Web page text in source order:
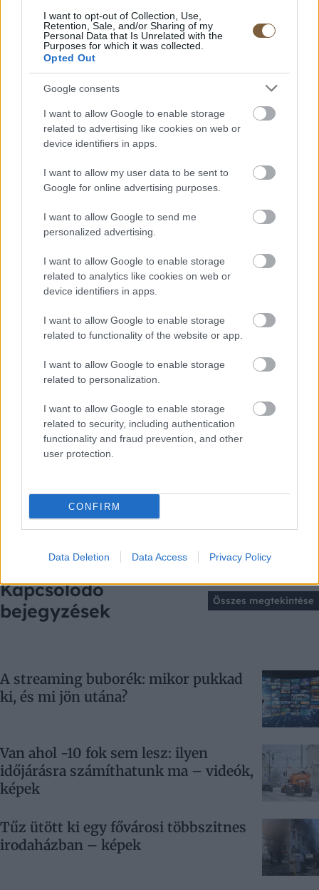
I want to opt-out of Collection, Use,
Retention, Sale, and/or Sharing of my
Personal Data that Is Unrelated with the
Purposes for which it was collected.
Opted Out
Google consents
I want to allow Google to enable storage
related to advertising like cookies on web or
device identifiers in apps.
I want to allow my user data to be sent to
Google for online advertising purposes.
I want to allow Google to send me
personalized advertising.
I want to allow Google to enable storage
related to analytics like cookies on web or
device identifiers in apps.
I want to allow Google to enable storage
related to functionality of the website or app.
I want to allow Google to enable storage
related to personalization.
I want to allow Google to enable storage
related to security, including authentication
functionality and fraud prevention, and other
user protection.
CONFIRM
Data Deletion Data Access Privacy Policy
furcsatudomány
Itt állíthatod be, hogy a Google
keresőben elsők között legyen a
HelloMagyar!
Fedezd fel több mint 10,000+ cikkünket
Magyarországról és a kultúráról.
Légy részese a HelloMagyar fejlesztésének
Tovább
Kapcsolódó
bejegyzések
Összes megtekintése
A streaming buborék: mikor pukkad
ki, és mi jön utána?
Van ahol -10 fok sem lesz: ilyen
időjárásra számíthatunk ma – videók,
képek
Tűz ütött ki egy fővárosi többszitnes
irodaházban – képek